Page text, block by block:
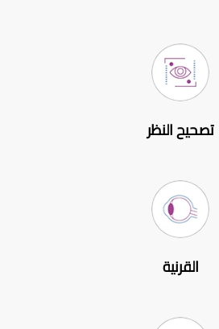
تصحيح النظر
القرنية